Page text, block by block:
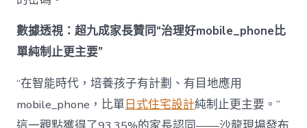
成
為
東
西”，
而
非
數據透視：超九成家長贊同“治理好mobile_phone比
單純制止更主要”
“在智能時代，培養孩子有計劃、有目地應用
mobile_phone，比單日式住宅設計純制止更主要。”